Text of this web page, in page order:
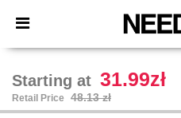
× Needen App
Better prices on app!
Starting at 31.99zł
Retail Price 48.13 zł